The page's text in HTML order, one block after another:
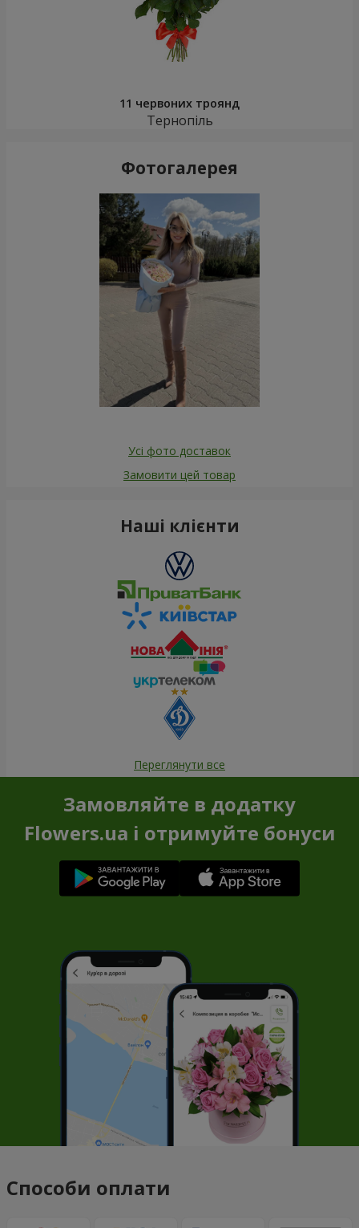
11 червоних троянд
Тернопіль
Фотогалерея
Усі фото доставок
Замовити цей товар
Наші клієнти
Переглянути все
Замовляйте в додатку
Flowers.ua і отримуйте бонуси
Способи оплати